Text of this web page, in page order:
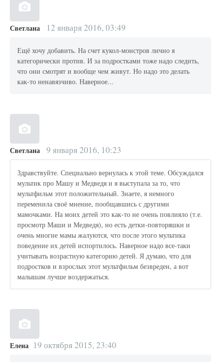
Светлана 12 января 2016, 03:49
Ещё хочу добавить. На счет кукол-монстров лично я
категорически против. И за подростками тоже надо следить,
что они смотрят и вообще чем живут. Но надо это делать
как-то ненавязчиво. Наверное...
Светлана 9 января 2016, 10:23
Здравствуйте. Специально вернулась к этой теме. Обсуждался
мультик про Машу и Медведя и я выступала за то, что
мультфильм этот положительный. Знаете, я немного
переменила своё мнение, пообщавшись с другими
мамочками. На моих детей это как-то не очень повлияло (т.е.
просмотр Маши и Медведя), но есть детки-повторяшки и
очень многие мамы жалуются, что после этого мультика
поведение их детей испортилось. Наверное надо все-таки
учитывать возрастную категорию детей. Я думаю, что для
подростков и взрослых этот мультфильм безвреден, а вот
малышам лучше воздержаться.
Елена 19 октября 2015, 23:40